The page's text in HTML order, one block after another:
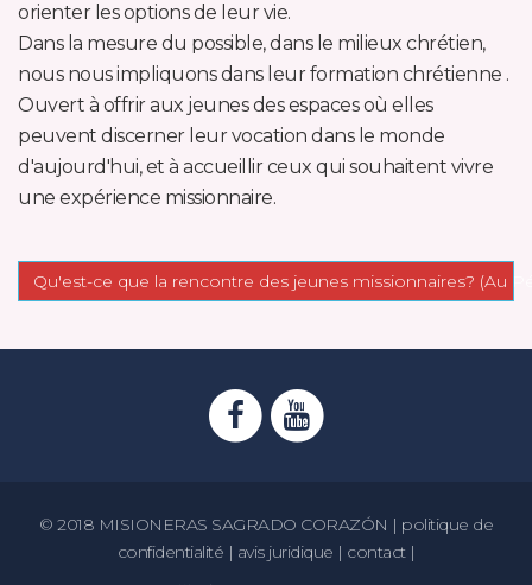
orienter les options de leur vie.
Dans la mesure du possible, dans le milieux chrétien,
nous nous impliquons dans leur formation chrétienne .
Ouvert à offrir aux jeunes des espaces où elles
peuvent discerner leur vocation dans le monde
d'aujourd'hui, et à accueillir ceux qui souhaitent vivre
une expérience missionnaire.
Qu'est-ce que la rencontre des jeunes missionnaires? (Au
© 2018 MISIONERAS SAGRADO CORAZÓN | politique de
confidentialité | avis juridique | contact |